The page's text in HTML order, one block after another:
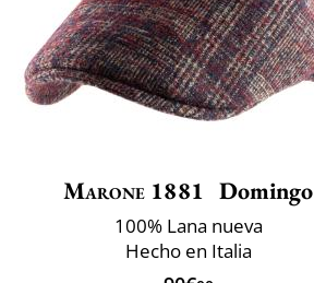
Marone 1881 Domingo
100% Lana nueva
Hecho en Italia